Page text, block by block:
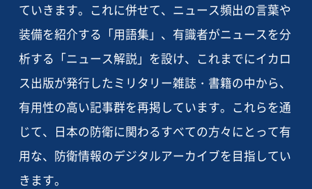
ていきます。これに併せて、ニュース頻出の言葉や
装備を紹介する「用語集」、有識者がニュースを分
析する「ニュース解説」を設け、これまでにイカロ
ス出版が発行したミリタリー雑誌・書籍の中から、
有用性の高い記事群を再掲しています。これらを通
じて、日本の防衛に関わるすべての方々にとって有
用な、防衛情報のデジタルアーカイブを目指してい
きます。